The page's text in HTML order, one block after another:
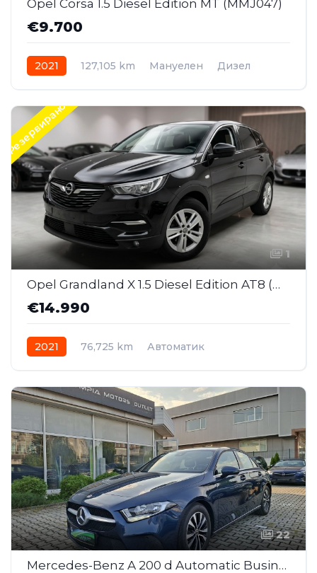
Opel Corsa 1.5 Diesel Edition MT (MMJ047)
€9.700
2021 127,105 km Мануелен Дизел
Резервирано
1
Opel Grandland X 1.5 Diesel Edition AT8 (MMJ045)
€14.990
2021 76,725 km Автоматик
22
Mercedes-Benz A 200 d Automatic Business ( SAJ044 )